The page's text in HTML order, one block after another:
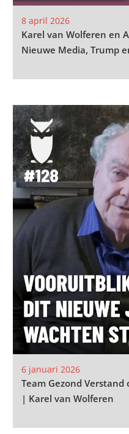
8 april 2026
Karel van Wolferen en
Nieuwe Media, Trump
6 januari 2026
Team Gezond
| Karel van Wolferen